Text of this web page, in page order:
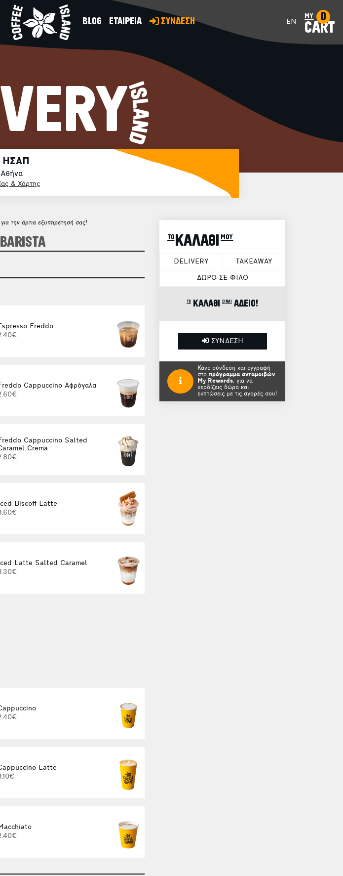
BLOG ΕΤΑΙΡΕΙΑ ΣΥΝΔΕΣΗ EN my
CART
0
ΗΣΑΠ
& Χάρτης
την άρτια εξυπηρέτησή σας!
Freddo
Cappuccino Αφρόγαλα
Cappuccino Salted
Crema
Biscoff Latte
Iced Latte Salted Caramel
Latte
το ΚΑΛΑΘΙ μου
DELIVERY TAKEAWAY
ΔΩΡΟ ΣΕ ΦΙΛΟ
το ΚΑΛΑΘΙ είναι ΑΔΕΙΟ!
ΣΥΝΔΕΣΗ
Κάνε σύνδεση και εγγραφή
στο πρόγραμμα ανταμοιβών
My Rewards, για να
κερδίζεις δώρα και
εκπτώσεις με τις αγορές σου!